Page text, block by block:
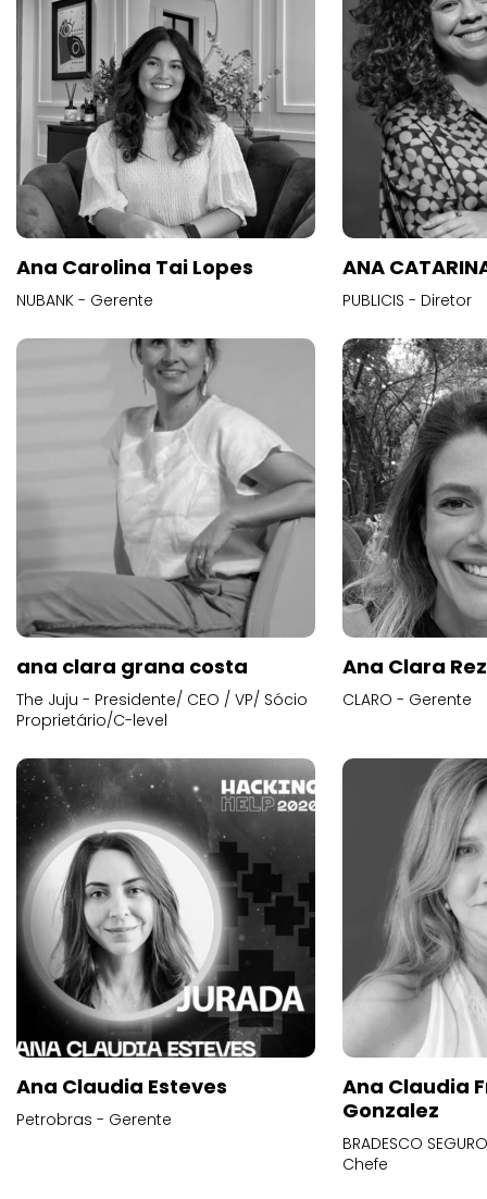
Ana Carolina Tai Lopes
NUBANK - Gerente
ANA
PUBLICIS - Diretor
ana clara grana costa
The Juju - Presidente/ CEO / VP/ Sócio
Proprietário/C-level
Ana Clara
CLARO - Gerente
Ana Claudia Esteves
Petrobras - Gerente
Ana Claudia
Gonzalez
BRADESCO
Chefe